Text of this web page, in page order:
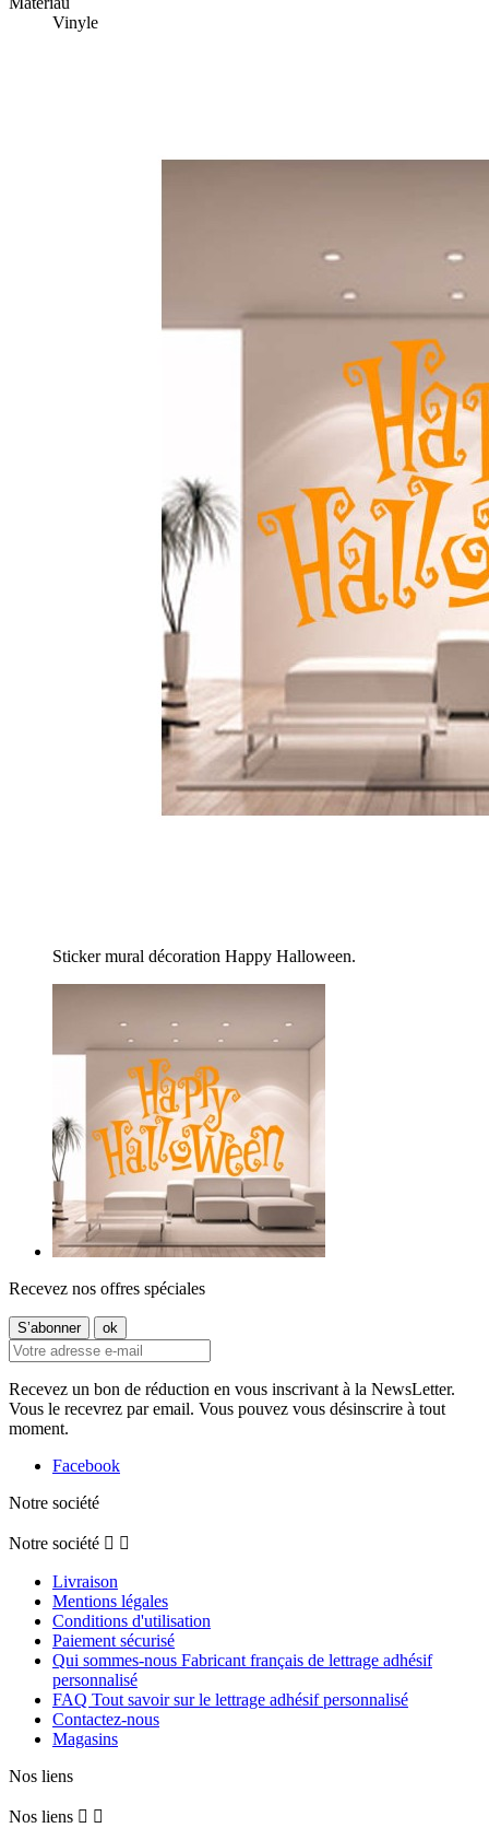
Vinyle
Sticker mural décoration Happy Halloween.
Recevez nos offres spéciales
Recevez un bon de réduction en vous inscrivant à la NewsLetter.
Vous le recevrez par email. Vous pouvez vous désinscrire à tout
moment.
Facebook
Notre société
Notre société  
Livraison
Mentions légales
Conditions d'utilisation
Paiement sécurisé
Qui sommes-nous Fabricant français de lettrage adhésif
personnalisé
FAQ Tout savoir sur le lettrage adhésif personnalisé
Contactez-nous
Magasins
Nos liens
Nos liens  